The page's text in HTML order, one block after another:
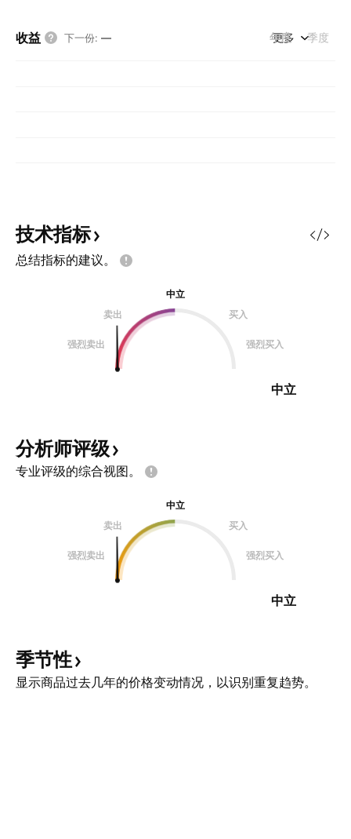
收益 下一份: — 年度 季度
更多
技术指标
总结指标的建议。
中立
卖出
买入
强烈卖出 强烈买入
中立
分析师评级
专业评级的综合视图。
中立
卖出
买入
强烈卖出 强烈买入
中立
季节性
显示商品过去几年的价格变动情况，以识别重复趋势。